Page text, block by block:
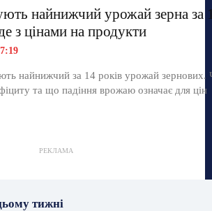
найнижчий урожай зерна за
з цінами на продукти
найнижчий за 14 років урожай
та що падіння врожаю означає для цін
РЕКЛАМА
тижні